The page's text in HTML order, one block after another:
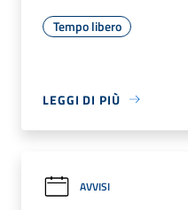
Tempo libero
LEGGI DI PIÙ
AVVISI